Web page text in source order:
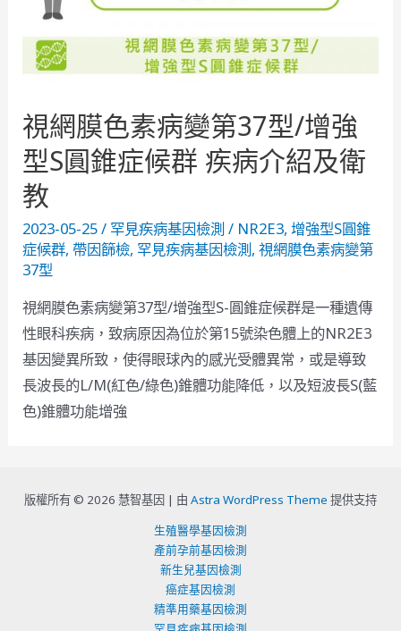
視網膜色素病變第37型/增強
型S圓錐症候群 疾病介紹及衛
教
2023-05-25/ 罕見疾病基因檢測/ NR2E3,增強型S圓錐
症候群, 帶因篩檢, 罕見疾病基因檢測,視網膜色素病變第
37型
視網膜色素病變第37型/增強型S-圓錐症候群是一種遺傳
性眼科疾病，致病原因為位於第15號染色體上的NR2E3
基因變異所致，使得眼球內的感光受體異常，或是導致
長波長的L/M(紅色/綠色)錐體功能降低，以及短波長S(藍
色)錐體功能增強
版權所有 © 2026 慧智基因 | 由 Astra WordPress Theme 提供支持
生殖醫學基因檢測
產前孕前基因檢測
新生兒基因檢測
癌症基因檢測
精準用藥基因檢測